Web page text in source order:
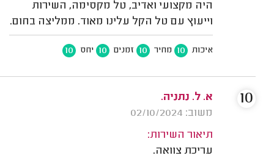
היה מקצועי ואדיב, טל מקסימה, השירות
וייעוץ עם טל הקל עלינו מאוד. ממליצה בחום.
איכות 10 מחיר 10 זמנים 10 יחס 10
א. ל. נתניה.
משוב: 02/10/2024
תיאור השירות:
עריכת צוואה.
10